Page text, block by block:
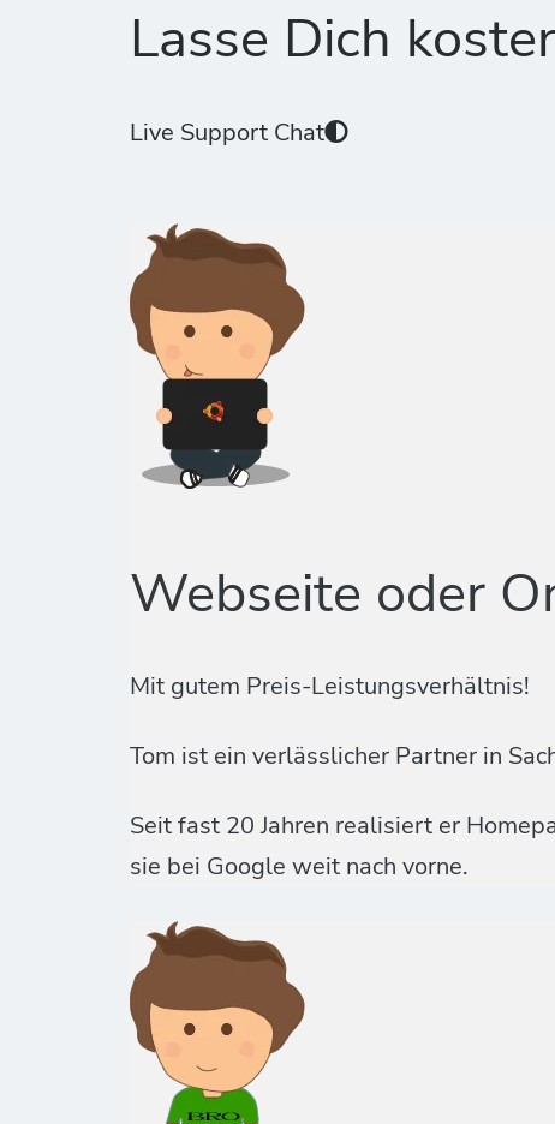
Lasse Dich
Live Support Chat
Webseite oder
Mit gutem Preis-Leistungsverhältnis!
Tom ist ein verlässlicher Partner in
Seit fast 20 Jahren realisiert er
sie bei Google weit nach vorne.